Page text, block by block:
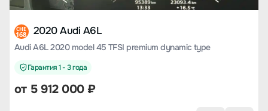
CHE
168 2020 Audi A6L
Audi A6L 2020 model 45 TFSI premium dynamic type
Гарантия 1 - 3 года
от 5 912 000₽